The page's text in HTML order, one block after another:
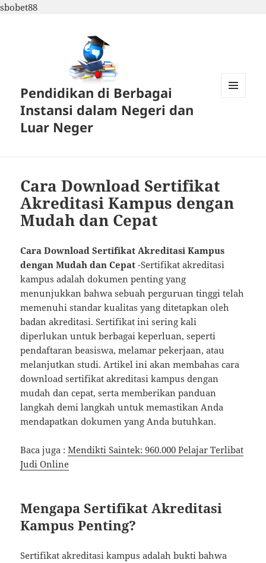
sbobet88
Pendidikan di Berbagai
Instansi dalam Negeri dan
Luar Neger
Cara Download Sertifikat
Akreditasi Kampus dengan
Mudah dan Cepat
Cara Download Sertifikat Akreditasi Kampus
dengan Mudah dan Cepat -Sertifikat akreditasi
kampus adalah dokumen penting yang
menunjukkan bahwa sebuah perguruan tinggi telah
memenuhi standar kualitas yang ditetapkan oleh
badan akreditasi. Sertifikat ini sering kali
diperlukan untuk berbagai keperluan, seperti
pendaftaran beasiswa, melamar pekerjaan, atau
melanjutkan studi. Artikel ini akan membahas cara
download sertifikat akreditasi kampus dengan
mudah dan cepat, serta memberikan panduan
langkah demi langkah untuk memastikan Anda
mendapatkan dokumen yang Anda butuhkan.
Baca juga :Mendikti Saintek: 960.000 Pelajar Terlibat
Judi Online
Mengapa Sertifikat Akreditasi
Kampus Penting?
Sertifikat akreditasi kampus adalah bukti bahwa